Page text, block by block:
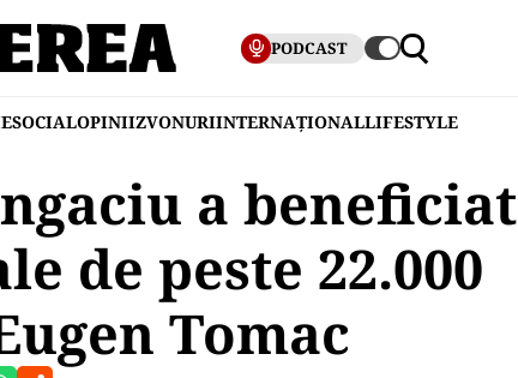
PODCAST
SOCIALOPINIIZVONURIINTERNAȚIONALLIFESTYLE
a beneficiat
de peste 22.000
Tomac